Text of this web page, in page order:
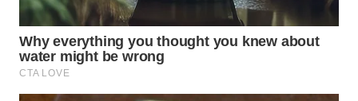
DEPOK
WN
TAPANULI